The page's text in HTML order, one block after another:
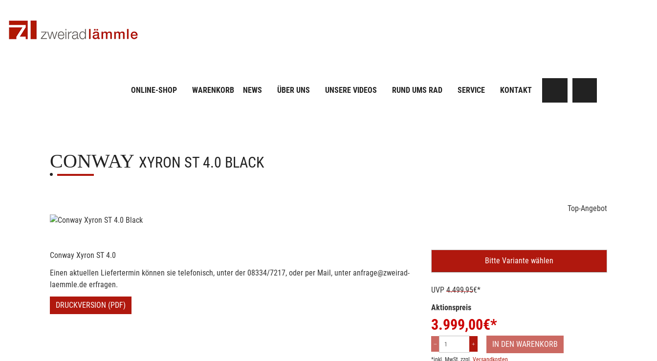
ONLINE-SHOP WARENKORB NEWS ÜBER UNS UNSERE VIDEOS RUND UMS RAD SERVICE KONTAKT
CONWAY XYRON ST 4.0 BLACK
Top-Angebot
Conway Xyron ST 4.0
Einen aktuellen Liefertermin können sie telefonisch, unter der 08334/7217, oder per Mail, unter anfrage@zweirad-
laemmle.de erfragen.
DRUCKVERSION (PDF)
Bitte Variante wählen
UVP 4.499,95€*
Aktionspreis
3.999,00€*
IN DEN WARENKORB
*inkl. MwSt, zzgl. Versandkosten